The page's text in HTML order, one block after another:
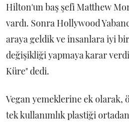
Hilton'un baş şefi Matthew
vardı. Sonra Hollywood
araya geldik ve insanlara iyi
değişikliği yapmaya karar
Küre" dedi.
Vegan yemeklerine ek
tek kullanımlık plastiği